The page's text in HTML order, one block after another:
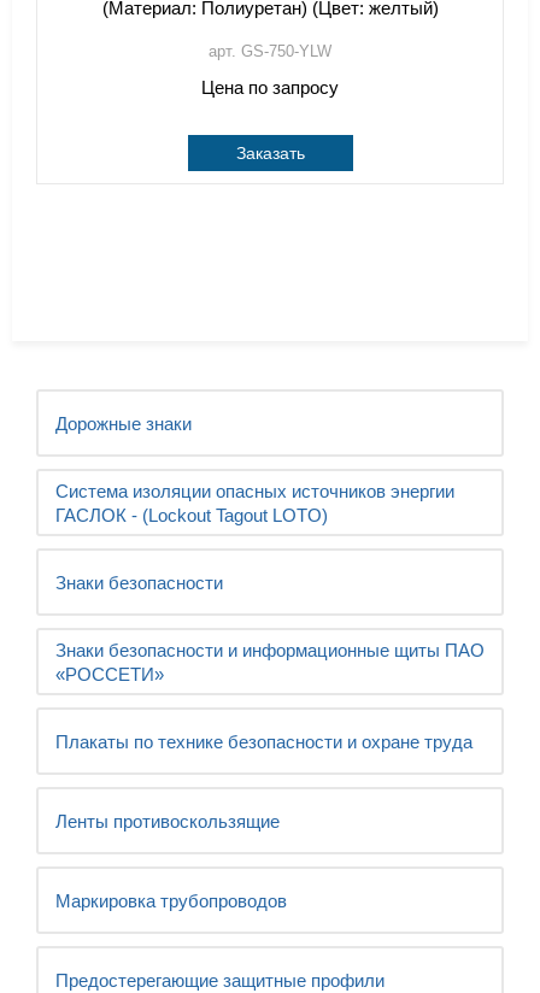
Дорожные знаки
Система изоляции опасных источников энергии
ГАСЛОК - (Lockout Tagout LOTO)
Знаки безопасности
Знаки безопасности и информационные щиты ПАО
«РОССЕТИ»
Плакаты по технике безопасности и охране труда
Ленты противоскользящие
Маркировка трубопроводов
Предостерегающие защитные профили
(Материал: Полиуретан) (Цвет: желтый)
арт. GS-750-YLW
Цена по запросу
Заказать